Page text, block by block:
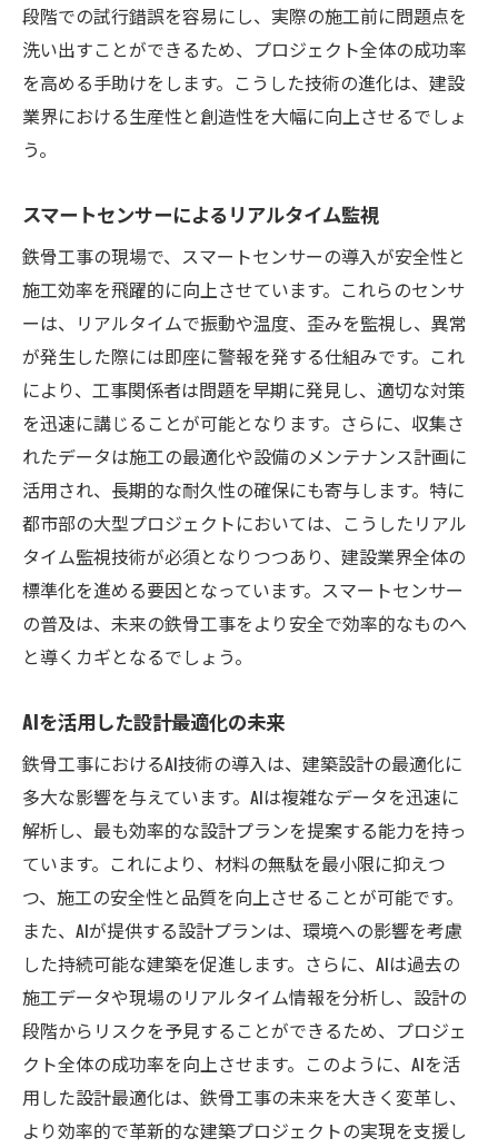
段階での試行錯誤を容易にし、実際の施工前に問題点を
洗い出すことができるため、プロジェクト全体の成功率
を高める手助けをします。こうした技術の進化は、建設
業界における生産性と創造性を大幅に向上させるでしょ
う。
スマートセンサーによるリアルタイム監視
鉄骨工事の現場で、スマートセンサーの導入が安全性と
施工効率を飛躍的に向上させています。これらのセンサ
ーは、リアルタイムで振動や温度、歪みを監視し、異常
が発生した際には即座に警報を発する仕組みです。これ
により、工事関係者は問題を早期に発見し、適切な対策
を迅速に講じることが可能となります。さらに、収集さ
れたデータは施工の最適化や設備のメンテナンス計画に
活用され、長期的な耐久性の確保にも寄与します。特に
都市部の大型プロジェクトにおいては、こうしたリアル
タイム監視技術が必須となりつつあり、建設業界全体の
標準化を進める要因となっています。スマートセンサー
の普及は、未来の鉄骨工事をより安全で効率的なものへ
と導くカギとなるでしょう。
AIを活用した設計最適化の未来
鉄骨工事におけるAI技術の導入は、建築設計の最適化に
多大な影響を与えています。AIは複雑なデータを迅速に
解析し、最も効率的な設計プランを提案する能力を持っ
ています。これにより、材料の無駄を最小限に抑えつ
つ、施工の安全性と品質を向上させることが可能です。
また、AIが提供する設計プランは、環境への影響を考慮
した持続可能な建築を促進します。さらに、AIは過去の
施工データや現場のリアルタイム情報を分析し、設計の
段階からリスクを予見することができるため、プロジェ
クト全体の成功率を向上させます。このように、AIを活
用した設計最適化は、鉄骨工事の未来を大きく変革し、
より効率的で革新的な建築プロジェクトの実現を支援し